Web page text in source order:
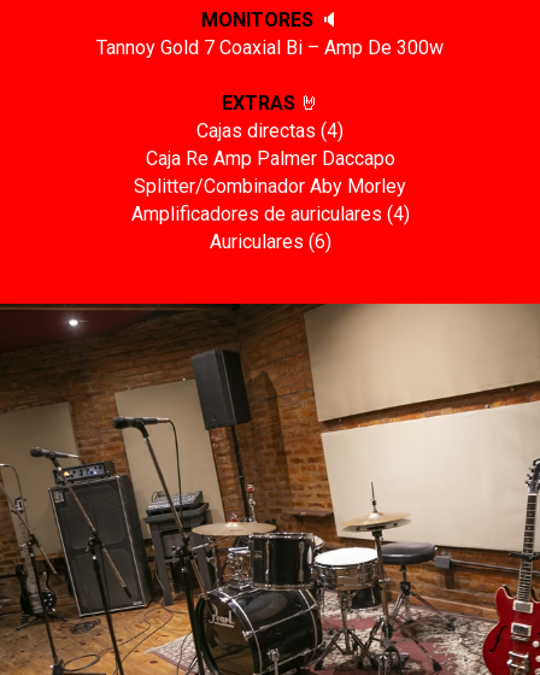
MONITORES 🔈
Tannoy Gold 7 Coaxial Bi – Amp De 300w
EXTRAS 🤘
Cajas directas (4)
Caja Re Amp Palmer Daccapo
Splitter/Combinador Aby Morley
Amplificadores de auriculares (4)
Auriculares (6)